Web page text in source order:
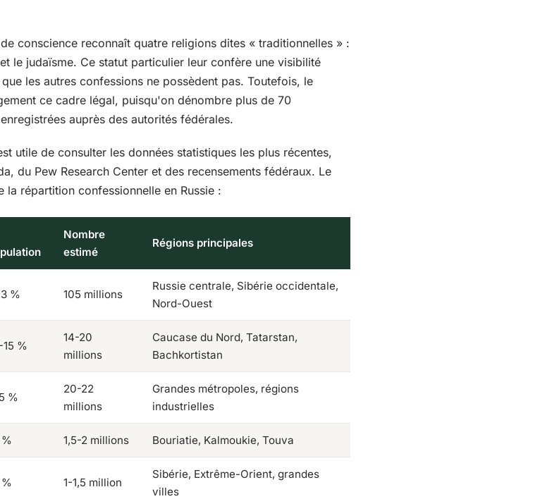
conscience reconnaît quatre religions dites « traditionnelles » :
le judaïsme. Ce statut particulier leur confère une visibilité
les autres confessions ne possèdent pas. Toutefois, le
ce cadre légal, puisqu'on dénombre plus de 70
auprès des autorités fédérales.
utile de consulter les données statistiques les plus récentes,
du Pew Research Center et des recensements fédéraux. Le
répartition confessionnelle en Russie :
Nombre
estimé
Régions principales
% 105 millions
Russie centrale, Sibérie occidentale,
Nord-Ouest
15 %
14-20
millions
Caucase du Nord, Tatarstan,
Bachkortistan
%
20-22
millions
Grandes métropoles, régions
industrielles
% 1,5-2 millions Bouriatie, Kalmoukie, Touva
% 1-1,5 million
Sibérie, Extrême-Orient, grandes
villes